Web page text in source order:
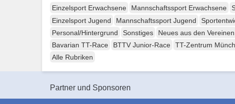
Einzelsport Erwachsene Mannschaftssport Erwachsene
Einzelsport Jugend
Mannschaftssport Jugend
Personal/Hintergrund
Sonstiges Neues aus den Vereinen
Bavarian TT-Race
BTTV Junior-Race TT-Zentrum
Alle Rubriken
Partner und Sponsoren